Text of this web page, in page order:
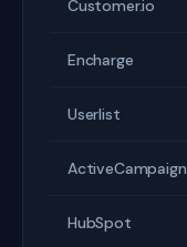
Customer.io
Encharge
Userlist
ActiveCampaign
HubSpot